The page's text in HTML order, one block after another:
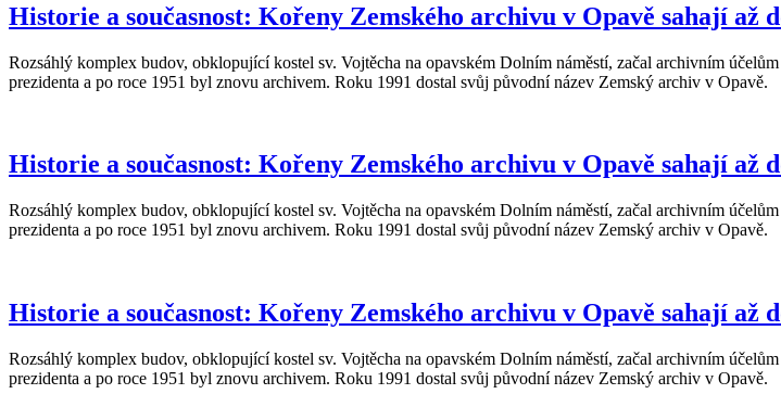
Historie a současnost: Kořeny Zemského archivu v Opavě sahají až
Rozsáhlý komplex budov, obklopující kostel sv. Vojtěcha na opavském Dolním náměstí, začal archivním
prezidenta a po roce 1951 byl znovu archivem. Roku 1991 dostal svůj původní název Zemský archiv v Opavě.
Historie a současnost: Kořeny Zemského archivu v Opavě sahají až
Rozsáhlý komplex budov, obklopující kostel sv. Vojtěcha na opavském Dolním náměstí, začal archivním
prezidenta a po roce 1951 byl znovu archivem. Roku 1991 dostal svůj původní název Zemský archiv v Opavě.
Historie a současnost: Kořeny Zemského archivu v Opavě sahají až
Rozsáhlý komplex budov, obklopující kostel sv. Vojtěcha na opavském Dolním náměstí, začal archivním
prezidenta a po roce 1951 byl znovu archivem. Roku 1991 dostal svůj původní název Zemský archiv v Opavě.